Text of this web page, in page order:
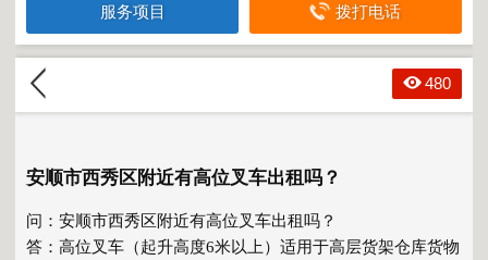
服务项目 拨打电话
480
安顺市西秀区附近有高位叉车出租吗？
问：安顺市西秀区附近有高位叉车出租吗？
答：高位叉车（起升高度6米以上）适用于高层货架仓库货物